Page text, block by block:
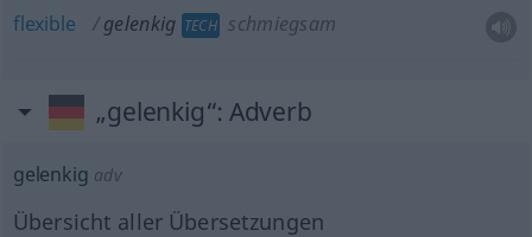
flexible gelenkig TECH schmiegsam
„gelenkig“: Adverb
gelenkig adv
Übersicht aller Übersetzungen